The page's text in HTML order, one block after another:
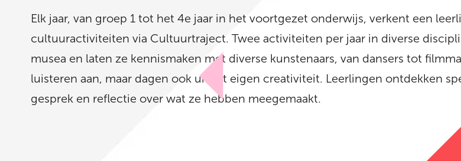
Elk jaar, van groep 1 tot het 4e jaar in het voortgezet onderwijs, verkent een
cultuuractiviteiten via Cultuurtraject. Twee activiteiten per jaar in diverse
musea en laten ze kennismaken met diverse kunstenaars, van dansers tot
luisteren aan, maar dagen ook uit tot eigen creativiteit. Leerlingen ontdekken
gesprek en reflectie over wat ze hebben meegemaakt.